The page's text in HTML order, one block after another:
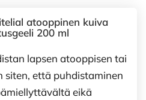
atooppinen kuiva
200 ml
lapsen atooppisen tai
siten, että puhdistaminen
eikä